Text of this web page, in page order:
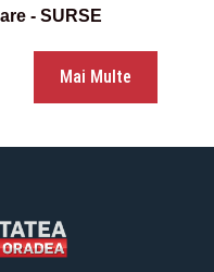
- SURSE
Mai Multe